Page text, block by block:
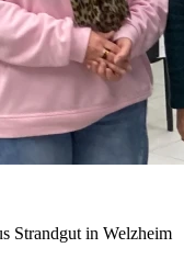
Strandgut in Welzheim